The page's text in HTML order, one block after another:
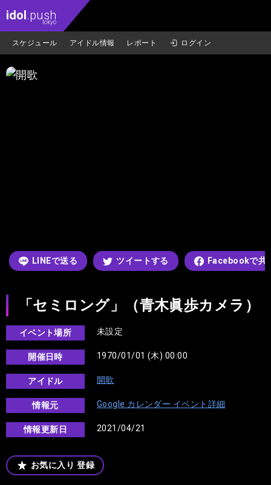
idol.push
.tokyo
スケジュール アイドル情報 レポート ログイン
LINEで送る ツイートする Facebookで共
「セミロング」（青木眞歩カメラ）
イベント場所 未設定
開催日時 1970/01/01 (木) 00:00
アイドル 開歌
情報元 Google カレンダー イベント詳細
情報更新日 2021/04/21
お気に入り 登録